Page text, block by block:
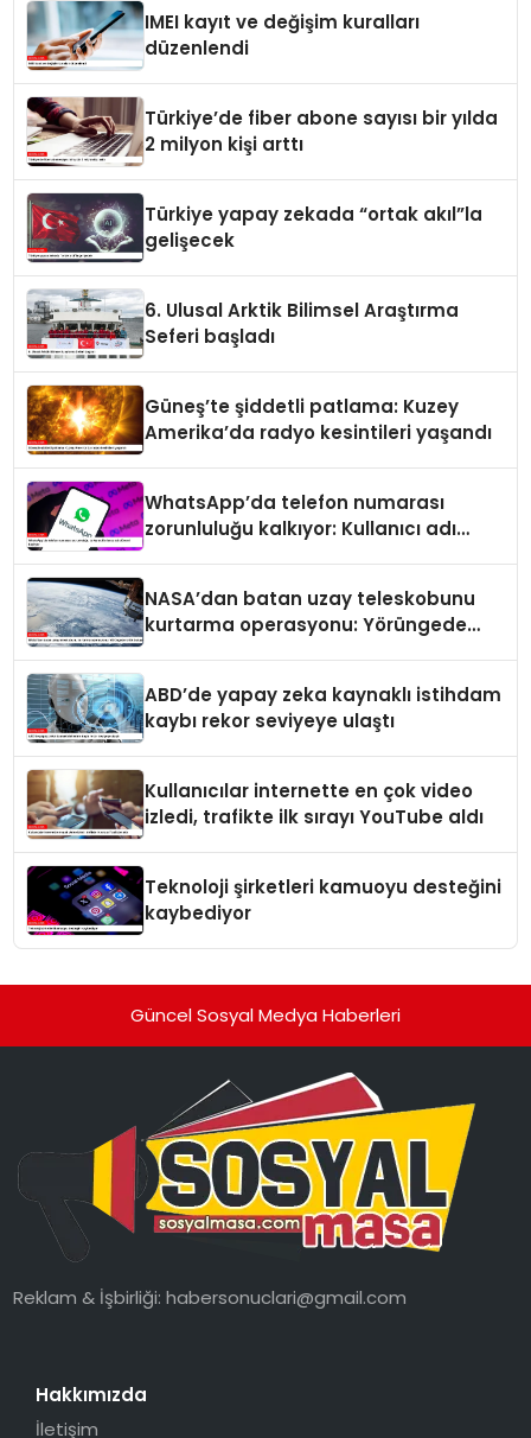
IMEI kayıt ve değişim kuralları
düzenlendi
Türkiye’de fiber abone sayısı bir yılda
2 milyon kişi arttı
Türkiye yapay zekada “ortak akıl”la
gelişecek
6. Ulusal Arktik Bilimsel Araştırma
Seferi başladı
Güneş’te şiddetli patlama: Kuzey
Amerika’da radyo kesintileri yaşandı
WhatsApp’da telefon numarası
zorunluluğu kalkıyor: Kullanıcı adı
NASA’dan batan uzay teleskobunu
kurtarma operasyonu: Yörüngede
ABD’de yapay zeka kaynaklı istihdam
kaybı rekor seviyeye ulaştı
Kullanıcılar internette en çok video
izledi, trafikte ilk sırayı YouTube aldı
Teknoloji şirketleri kamuoyu desteğini
kaybediyor
Güncel Sosyal Medya Haberleri
Reklam & İşbirliği:habersonuclari@gmail.com
Hakkımızda
İletişim